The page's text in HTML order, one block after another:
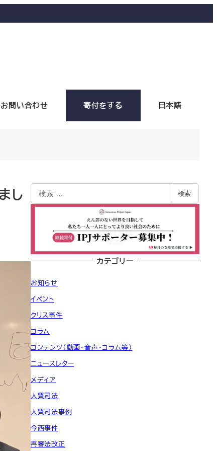
お問い合わせ 寄付をする 日本語
し
検索
カテゴリー
お知らせ
イベント
クリス事件
コラム
コンテンツ（動画・音声・コラム等）
ニュースレター
メディア
人質司法
人質司法事例
今西事件
再審法改正